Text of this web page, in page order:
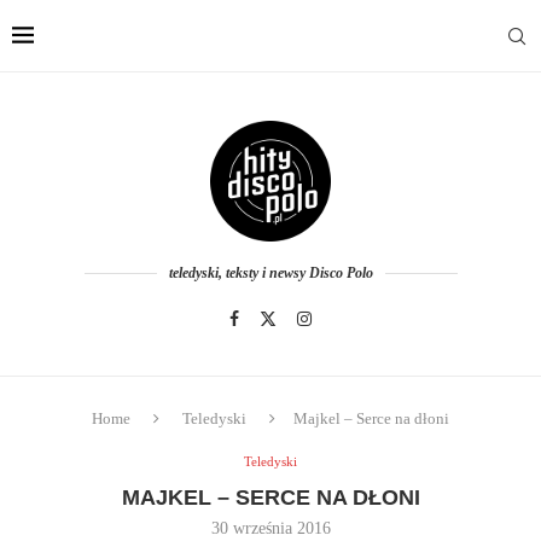
teledyski, teksty i newsy Disco Polo
Home Teledyski Majkel – Serce na dłoni
Teledyski
MAJKEL – SERCE NA DŁONI
30 września 2016